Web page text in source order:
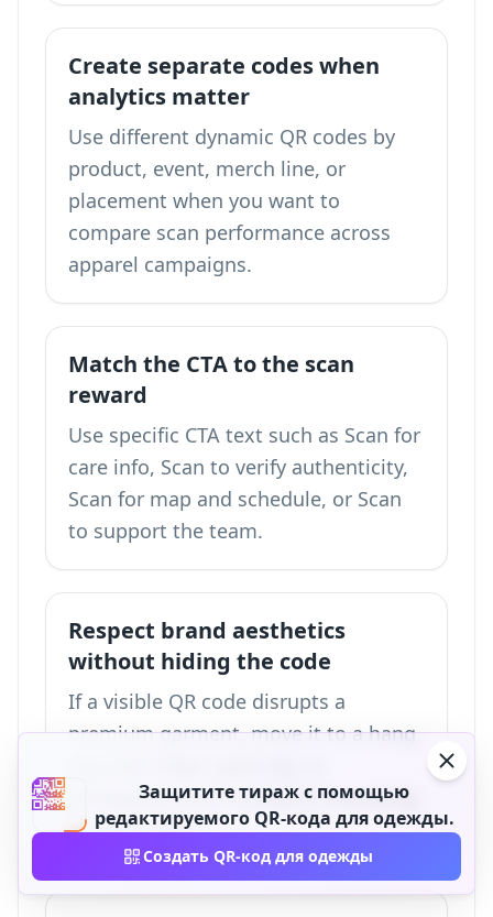
Create separate codes when
analytics matter
Use different dynamic QR codes by
product, event, merch line, or
placement when you want to
compare scan performance across
apparel campaigns.
Match the CTA to the scan
reward
Use specific CTA text such as Scan for
care info, Scan to verify authenticity,
Scan for map and schedule, or Scan
to support the team.
Respect brand aesthetics
without hiding the code
If a visible QR code disrupts a
premium garment, move it to a hang
packaging insert instead of shrinking
it until it fails.
Защитите тираж с помощью
редактируемого QR-кода для одежды.
Создать QR-код для одежды